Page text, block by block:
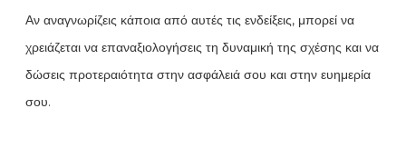
Αν αναγνωρίζεις κάποια από αυτές τις ενδείξεις, μπορεί να
χρειάζεται να επαναξιολογήσεις τη δυναμική της σχέσης και να
δώσεις προτεραιότητα στην ασφάλειά σου και στην ευημερία
σου.